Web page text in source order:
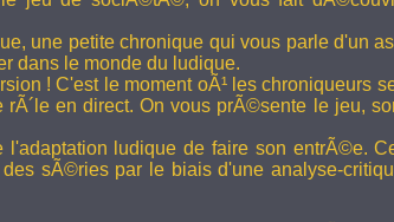
une petite chronique qui vous parle d'un
dans le monde du ludique.
! C'est le moment oÃ¹ les chroniqueurs
en direct. On vous prÃ©sente le jeu,
l'adaptation ludique de faire son entrÃ©e.
sÃ©ries par le biais d'une analyse-